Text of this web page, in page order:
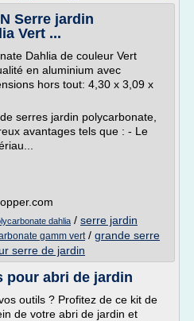
Serre jardin
Vert ...
Dahlia de couleur Vert
en aluminium avec
hors tout: 4,30 x 3,09 x
serres jardin polycarbonate,
avantages tels que : - Le
dahlia / serre jardin
gamm vert/ grande serre
serre de jardin
pour abri de jardin
outils ? Profitez de ce kit de
de votre abri de jardin et